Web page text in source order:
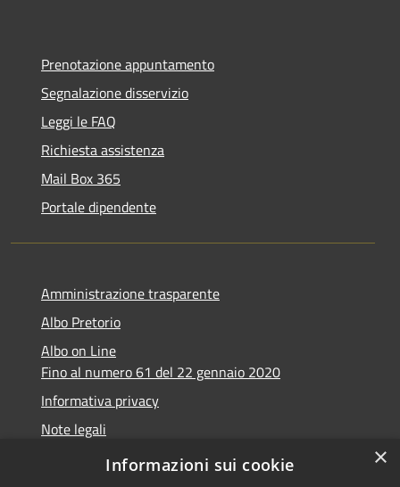
Prenotazione appuntamento
Segnalazione disservizio
Leggi le FAQ
Richiesta assistenza
Mail Box 365
Portale dipendente
Amministrazione trasparente
Albo Pretorio
Albo on Line
Fino al numero 61 del 22 gennaio 2020
Informativa privacy
Note legali
Dichiarazione di accessibilità
×
Informazioni sui cookie